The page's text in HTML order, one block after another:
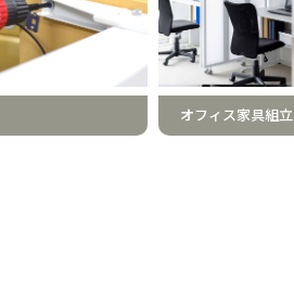
オフィス家具組立